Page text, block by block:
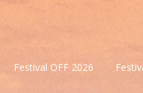
Festival OFF 2026